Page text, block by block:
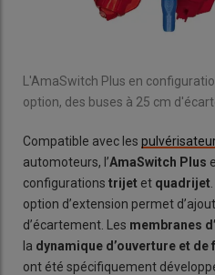
L'AmaSwitch Plus en
option, des buses à 25 cm
Compatible avec les
automoteurs, l’AmaSwitch Plus
configurations trijet et quadrijet
option d’extension permet
d’écartement. Les membranes
la dynamique d’ouverture et de
ont été spécifiquement